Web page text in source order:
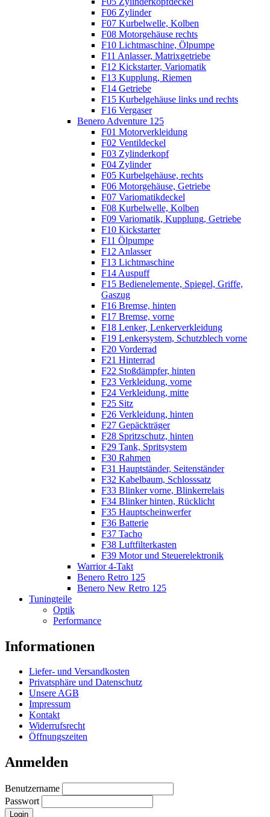
F06 Zylinder
F07 Kurbelwelle, Kolben
F08 Motorgehäuse rechts
F10 Lichtmaschine, Ölpumpe
F11 Anlasser, Matrixgetriebe
F12 Kickstarter, Variomatik
F13 Kupplung, Riemen
F14 Getriebe
F15 Kurbelgehäuse links und rechts
F16 Vergaser
Benero Adventure 125
F01 Motorverkleidung
F02 Ventildeckel
F03 Zylinderkopf
F04 Zylinder
F05 Kurbelgehäuse, rechts
F06 Motorgehäuse, Getriebe
F07 Variomatikdeckel
F08 Kurbelwelle, Kolben
F09 Variomatik, Kupplung, Getriebe
F10 Kickstarter
F11 Ölpumpe
F12 Anlasser
F13 Lichtmaschine
F14 Auspuff
F15 Bedienelemente, Spiegel, Griffe,
Gaszug
F16 Bremse, hinten
F17 Bremse, vorne
F18 Lenker, Lenkerverkleidung
F19 Lenkersystem, Schutzblech vorne
F20 Vorderrad
F21 Hinterrad
F22 Stoßdämpfer, hinten
F23 Verkleidung, vorne
F24 Verkleidung, mitte
F25 Sitz
F26 Verkleidung, hinten
F27 Gepäckträger
F28 Spritzschutz, hinten
F29 Tank, Spritsystem
F30 Rahmen
F31 Hauptständer, Seitenständer
F32 Kabelbaum, Schlosssatz
F33 Blinker vorne, Blinkerrelais
F34 Blinker hinten, Rücklicht
F35 Hauptscheinwerfer
F36 Batterie
F37 Tacho
F38 Luftfilterkasten
F39 Motor und Steuerelektronik
Warrior 4-Takt
Benero Retro 125
Benero New Retro 125
Tuningteile
Optik
Performance
Informationen
Liefer- und Versandkosten
Privatsphäre und Datenschutz
Unsere AGB
Impressum
Kontakt
Widerrufsrecht
Öffnungszeiten
Anmelden
Benutzername
Passwort
Login